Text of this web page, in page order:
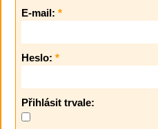
E-mail: *
Heslo: *
Přihlásit trvale: